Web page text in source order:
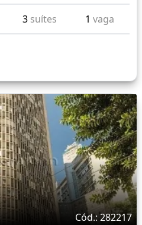
3 suítes 1 vaga
Cód.: 282217